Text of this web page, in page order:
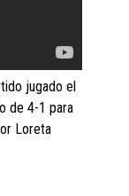
jugado el
de 4-1 para
Loreta